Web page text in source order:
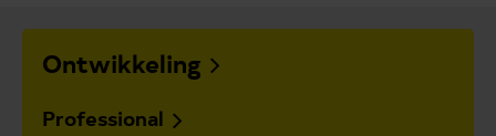
Ontwikkeling
Professional